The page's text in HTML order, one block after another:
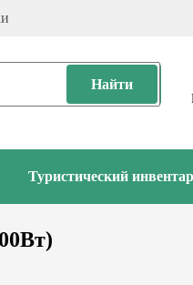
Найти
Туристический